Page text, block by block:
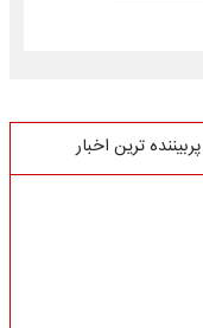
پربیننده ترین اخبار